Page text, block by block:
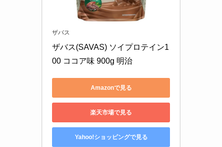
ザバス
ザバス(SAVAS) ソイプロテイン1
00 ココア味 900g 明治
Amazonで見る
楽天市場で見る
Yahoo!ショッピングで見る